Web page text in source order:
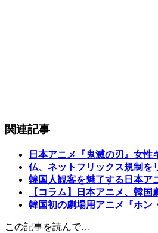
関連記事
日本アニメ『鬼滅の刃』女
仏、ネットフリックス規制
韓国人観客を魅了する日本ア
【コラム】日本アニメ、韓国
韓国初の劇場用アニメ『ホン
この記事を読んで…